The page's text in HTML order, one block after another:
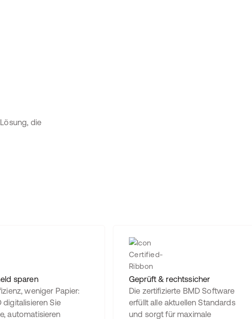
die
sparen
weniger Papier:
digitalisieren Sie
automatisieren
Geprüft & rechtssicher
Die zertifizierte BMD Software
erfüllt alle aktuellen Standards
und sorgt für maximale